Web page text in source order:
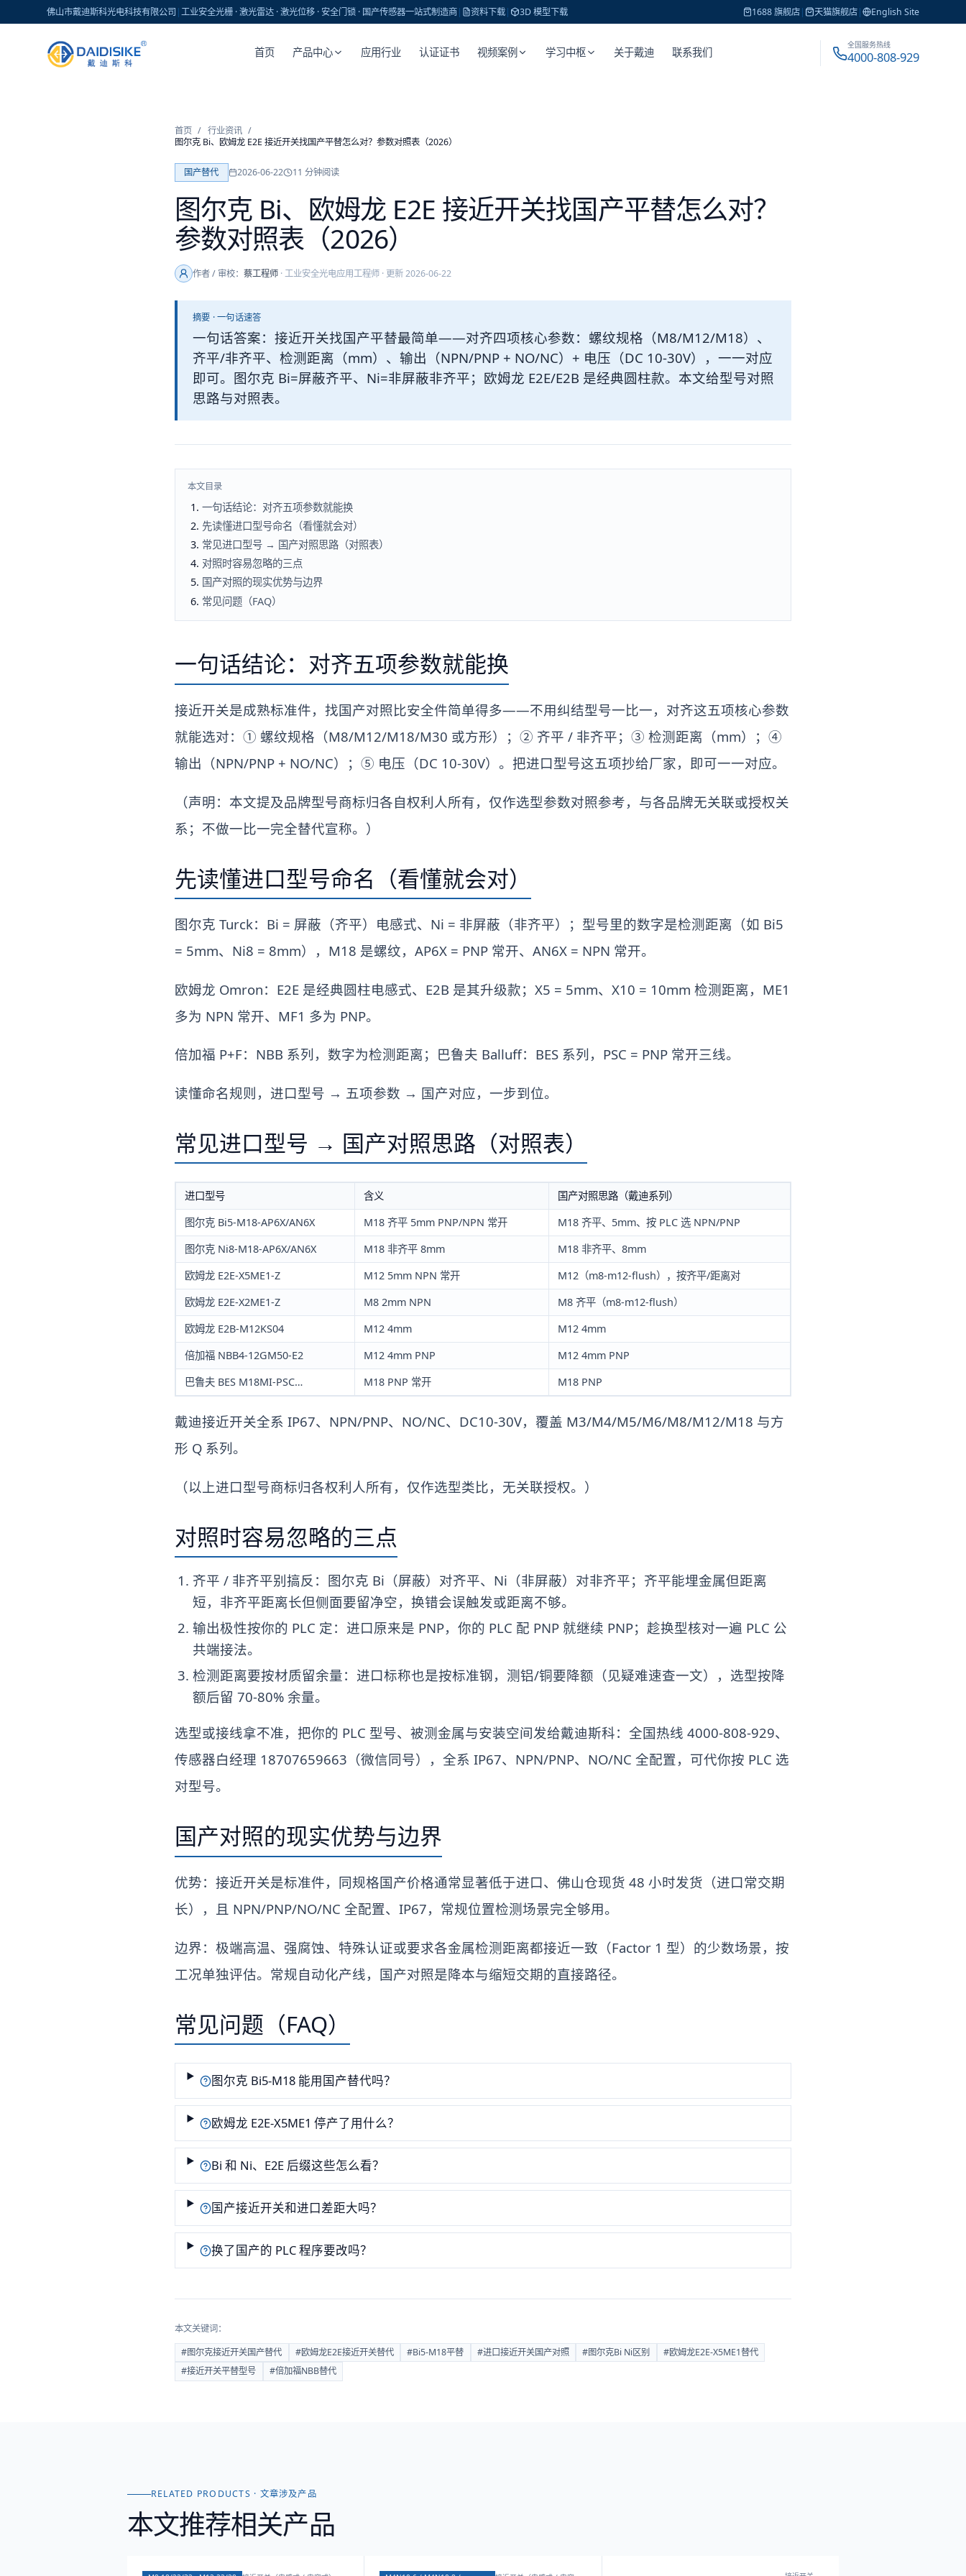
佛山市戴迪斯科光电科技有限公司 |工业安全光栅 · 激光雷达 · 激光位移 · 安全门锁 · 国产传感器一站式制造商| 资料下载| 3D 模型下载 1688 旗舰店| 天猫旗舰店| English Site
首页 产品中心 应用行业 认证证书 视频案例 学习中枢 关于戴迪 联系我们
全国服务热线
4000-808-929
首页 / 行业资讯 /
图尔克 Bi、欧姆龙 E2E 接近开关找国产平替怎么对？参数对照表（2026）
国产替代 2026-06-22 11 分钟阅读
图尔克 Bi、欧姆龙 E2E 接近开关找国产平替怎么对？
参数对照表（2026）
作者 / 审校： 蔡工程师·工业安全光电应用工程师· 更新2026-06-22
摘要 · 一句话速答
一句话答案：接近开关找国产平替最简单——对齐四项核心参数：螺纹规格（M8/M12/M18）、
齐平/非齐平、检测距离（mm）、输出（NPN/PNP + NO/NC）+ 电压（DC 10-30V），一一对应
即可。图尔克 Bi=屏蔽齐平、Ni=非屏蔽非齐平；欧姆龙 E2E/E2B 是经典圆柱款。本文给型号对照
思路与对照表。
本文目录
一句话结论：对齐五项参数就能换
先读懂进口型号命名（看懂就会对）
常见进口型号 → 国产对照思路（对照表）
对照时容易忽略的三点
国产对照的现实优势与边界
常见问题（FAQ）
一句话结论：对齐五项参数就能换
接近开关是成熟标准件，找国产对照比安全件简单得多——不用纠结型号一比一，对齐这五项核心参数
就能选对：① 螺纹规格（M8/M12/M18/M30 或方形）；② 齐平 / 非齐平；③ 检测距离（mm）；④
输出（NPN/PNP + NO/NC）；⑤ 电压（DC 10-30V）。把进口型号这五项抄给厂家，即可一一对应。
（声明：本文提及品牌型号商标归各自权利人所有，仅作选型参数对照参考，与各品牌无关联或授权关
系；不做一比一完全替代宣称。）
先读懂进口型号命名（看懂就会对）
图尔克 Turck：Bi = 屏蔽（齐平）电感式、Ni = 非屏蔽（非齐平）；型号里的数字是检测距离（如 Bi5
= 5mm、Ni8 = 8mm），M18 是螺纹，AP6X = PNP 常开、AN6X = NPN 常开。
欧姆龙 Omron：E2E 是经典圆柱电感式、E2B 是其升级款；X5 = 5mm、X10 = 10mm 检测距离，ME1
多为 NPN 常开、MF1 多为 PNP。
倍加福 P+F：NBB 系列，数字为检测距离；巴鲁夫 Balluff：BES 系列，PSC = PNP 常开三线。
读懂命名规则，进口型号 → 五项参数 → 国产对应，一步到位。
常见进口型号 → 国产对照思路（对照表）
进口型号 含义
国产对照思路（戴迪系列）
图尔克 Bi5-M18-AP6X/AN6X
M18 齐平 5mm PNP/NPN 常开
M18 齐平、5mm、按 PLC 选 NPN/PNP
图尔克 Ni8-M18-AP6X/AN6X
M18 非齐平 8mm
M18 非齐平、8mm
欧姆龙 E2E-X5ME1-Z
M12 5mm NPN 常开
M12（m8-m12-flush），按齐平/距离对
欧姆龙 E2E-X2ME1-Z
M8 2mm NPN
M8 齐平（m8-m12-flush）
欧姆龙 E2B-M12KS04
M12 4mm
M12 4mm
倍加福 NBB4-12GM50-E2
M12 4mm PNP
M12 4mm PNP
巴鲁夫 BES M18MI-PSC…
M18 PNP 常开 M18 PNP
戴迪接近开关全系 IP67、NPN/PNP、NO/NC、DC10-30V，覆盖 M3/M4/M5/M6/M8/M12/M18 与方
形 Q 系列。
（以上进口型号商标归各权利人所有，仅作选型类比，无关联授权。）
对照时容易忽略的三点
齐平 / 非齐平别搞反：图尔克 Bi（屏蔽）对齐平、Ni（非屏蔽）对非齐平；齐平能埋金属但距离
短，非齐平距离长但侧面要留净空，换错会误触发或距离不够。
输出极性按你的 PLC 定：进口原来是 PNP，你的 PLC 配 PNP 就继续 PNP；趁换型核对一遍 PLC 公
共端接法。
检测距离要按材质留余量：进口标称也是按标准钢，测铝/铜要降额（见疑难速查一文），选型按降
额后留 70-80% 余量。
选型或接线拿不准，把你的 PLC 型号、被测金属与安装空间发给戴迪斯科：全国热线 4000-808-929、
传感器白经理 18707659663（微信同号），全系 IP67、NPN/PNP、NO/NC 全配置，可代你按 PLC 选
对型号。
国产对照的现实优势与边界
优势：接近开关是标准件，同规格国产价格通常显著低于进口、佛山仓现货 48 小时发货（进口常交期
长），且 NPN/PNP/NO/NC 全配置、IP67，常规位置检测场景完全够用。
边界：极端高温、强腐蚀、特殊认证或要求各金属检测距离都接近一致（Factor 1 型）的少数场景，按
工况单独评估。常规自动化产线，国产对照是降本与缩短交期的直接路径。
常见问题（FAQ）
图尔克 Bi5-M18 能用国产替代吗？
欧姆龙 E2E-X5ME1 停产了用什么？
Bi 和 Ni、E2E 后缀这些怎么看？
国产接近开关和进口差距大吗？
换了国产的 PLC 程序要改吗？
本文关键词：
#图尔克接近开关国产替代 #欧姆龙E2E接近开关替代 #Bi5-M18平替 #进口接近开关国产对照 #图尔克Bi Ni区别 #欧姆龙E2E-X5ME1替代
#接近开关平替型号 #倍加福NBB替代
RELATED PRODUCTS · 文章涉及产品
本文推荐相关产品